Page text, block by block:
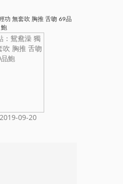
功 無套吹 胸推 舌吻 69品
鮑
09-20